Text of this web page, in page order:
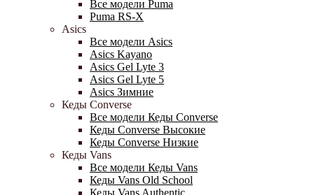
Все модели Puma
Puma RS-X
Asics
Все модели Asics
Asics Kayano
Asics Gel Lyte 3
Asics Gel Lyte 5
Asics Зимние
Кеды Converse
Все модели Кеды Converse
Кеды Converse Высокие
Кеды Converse Низкие
Кеды Vans
Все модели Кеды Vans
Кеды Vans Old School
Кеды Vans Authentic